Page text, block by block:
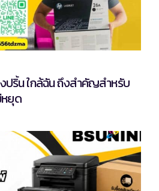
งปริ้น ใกล้ฉัน ถึงสำคัญสำหรับ
ยุด